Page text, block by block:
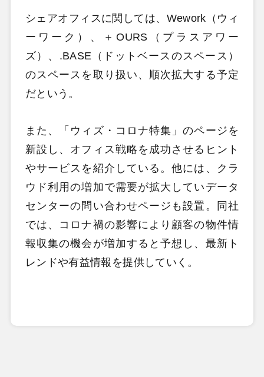
シェアオフィスに関しては、Wework（ウィ
ーワーク）、＋OURS（プラスアワー
ズ）、.BASE（ドットベースのスペース）
のスペースを取り扱い、順次拡大する予定
だという。
また、「ウィズ・コロナ特集」のページを
新設し、オフィス戦略を成功させるヒント
やサービスを紹介している。他には、クラ
ウド利用の増加で需要が拡大していデータ
センターの問い合わせページも設置。
同社
では、コロナ禍の影響により顧客の物件情
報収集の機会が増加すると予想し、最新ト
レンドや有益情報を提供していく。